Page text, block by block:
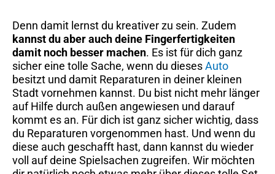
Denn damit lernst du kreativer zu sein. Zudem
kannst du aber auch deine Fingerfertigkeiten
damit noch besser machen. Es ist für dich ganz
sicher eine tolle Sache, wenn du diesesAuto
besitzt und damit Reparaturen in deiner kleinen
Stadt vornehmen kannst. Du bist nicht mehr länger
auf Hilfe durch außen angewiesen und darauf
kommt es an. Für dich ist ganz sicher wichtig, dass
du Reparaturen vorgenommen hast. Und wenn du
diese auch geschafft hast, dann kannst du wieder
voll auf deine Spielsachen zugreifen. Wir möchten